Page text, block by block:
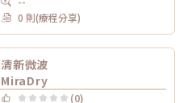
0 則(療程分享)
清新微波
MiraDry
(0)